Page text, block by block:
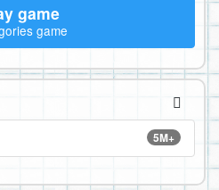
game
game
5M+